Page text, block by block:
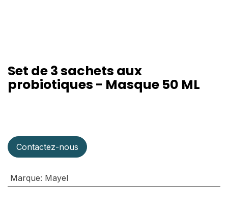
Set de 3 sachets aux
probiotiques - Masque 50 ML
Contactez-nous
Marque: Mayel